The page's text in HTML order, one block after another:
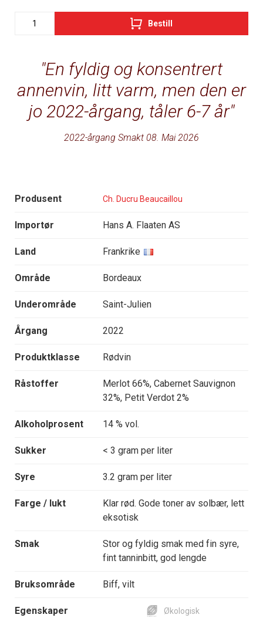
En fyldig og konsentrert
annenvin, litt varm, men den er
jo 2022-årgang, tåler 6-7 år
2022-årgang Smakt 08. Mai 2026
Produsent Ch. Ducru Beaucaillou
Importør Hans A. Flaaten AS
Land Frankrike
Område Bordeaux
Underområde Saint-Julien
Årgang 2022
Produktklasse Rødvin
Råstoffer
Merlot 66%, Cabernet Sauvignon
32%, Petit Verdot 2%
Alkoholprosent 14 % vol.
Sukker < 3 gram per liter
Syre 3.2 gram per liter
Farge / lukt
Klar rød. Gode toner av solbær, lett
eksotisk
Smak
Stor og fyldig smak med fin syre,
fint tanninbitt, god lengde
Bruksområde Biff, vilt
Egenskaper Økologisk
Bestill